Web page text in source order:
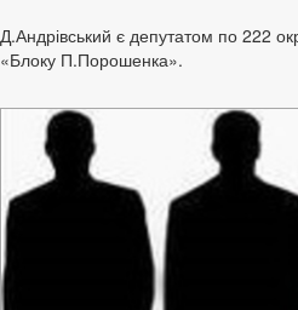
Д.Андрівський є депутатом по 222
«Блоку П.Порошенка».